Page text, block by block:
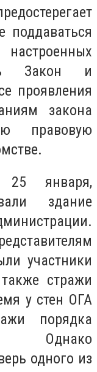
Закон и
проявления
закона
правовую
25 января,
здание
участники
стражи
у стен ОГА
порядка
Однако
одного из